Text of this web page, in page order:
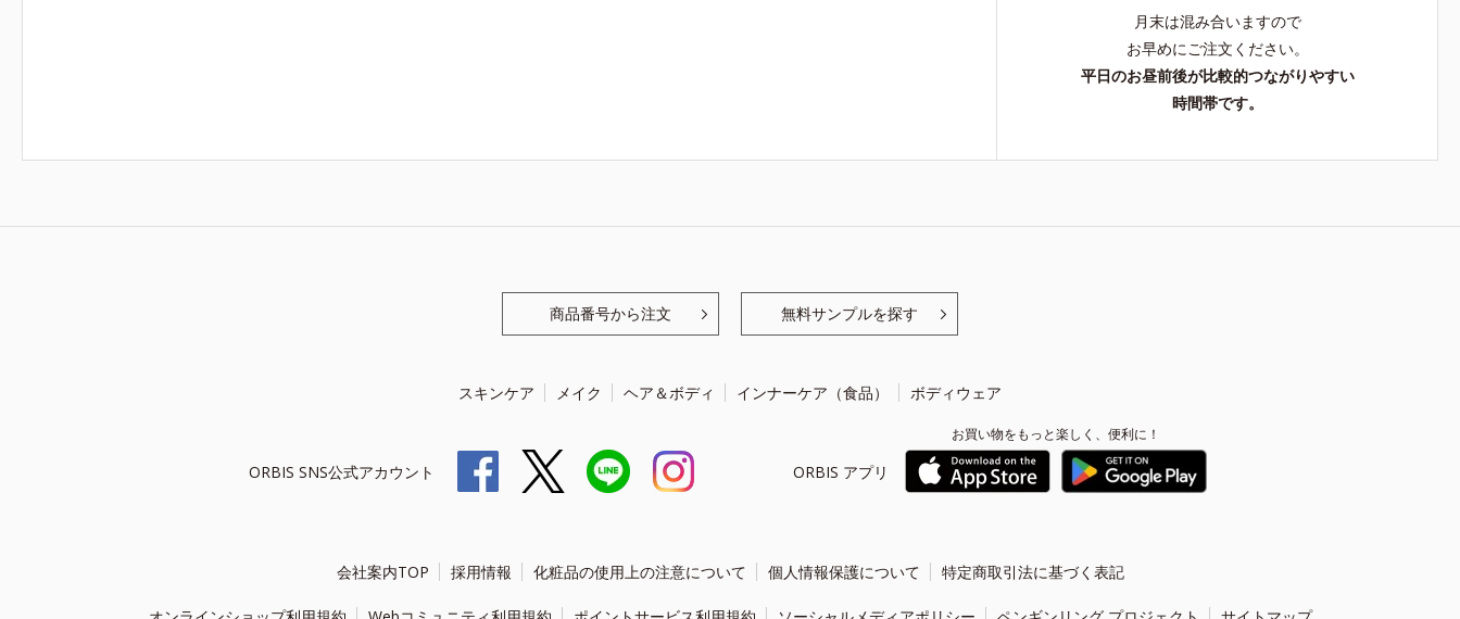
月末は混み合いますので
お早めにご注文ください。
平日のお昼前後が比較的つながりやすい
時間帯です。
商品番号から注文 無料サンプルを探す
スキンケア メイク ヘア＆ボディ インナーケア（食品） ボディウェア
ORBIS SNS公式アカウント ORBIS アプリ
お買い物をもっと楽しく、便利に！
会社案内TOP 採用情報 化粧品の使用上の注意について 個人情報保護について 特定商取引法に基づく表記